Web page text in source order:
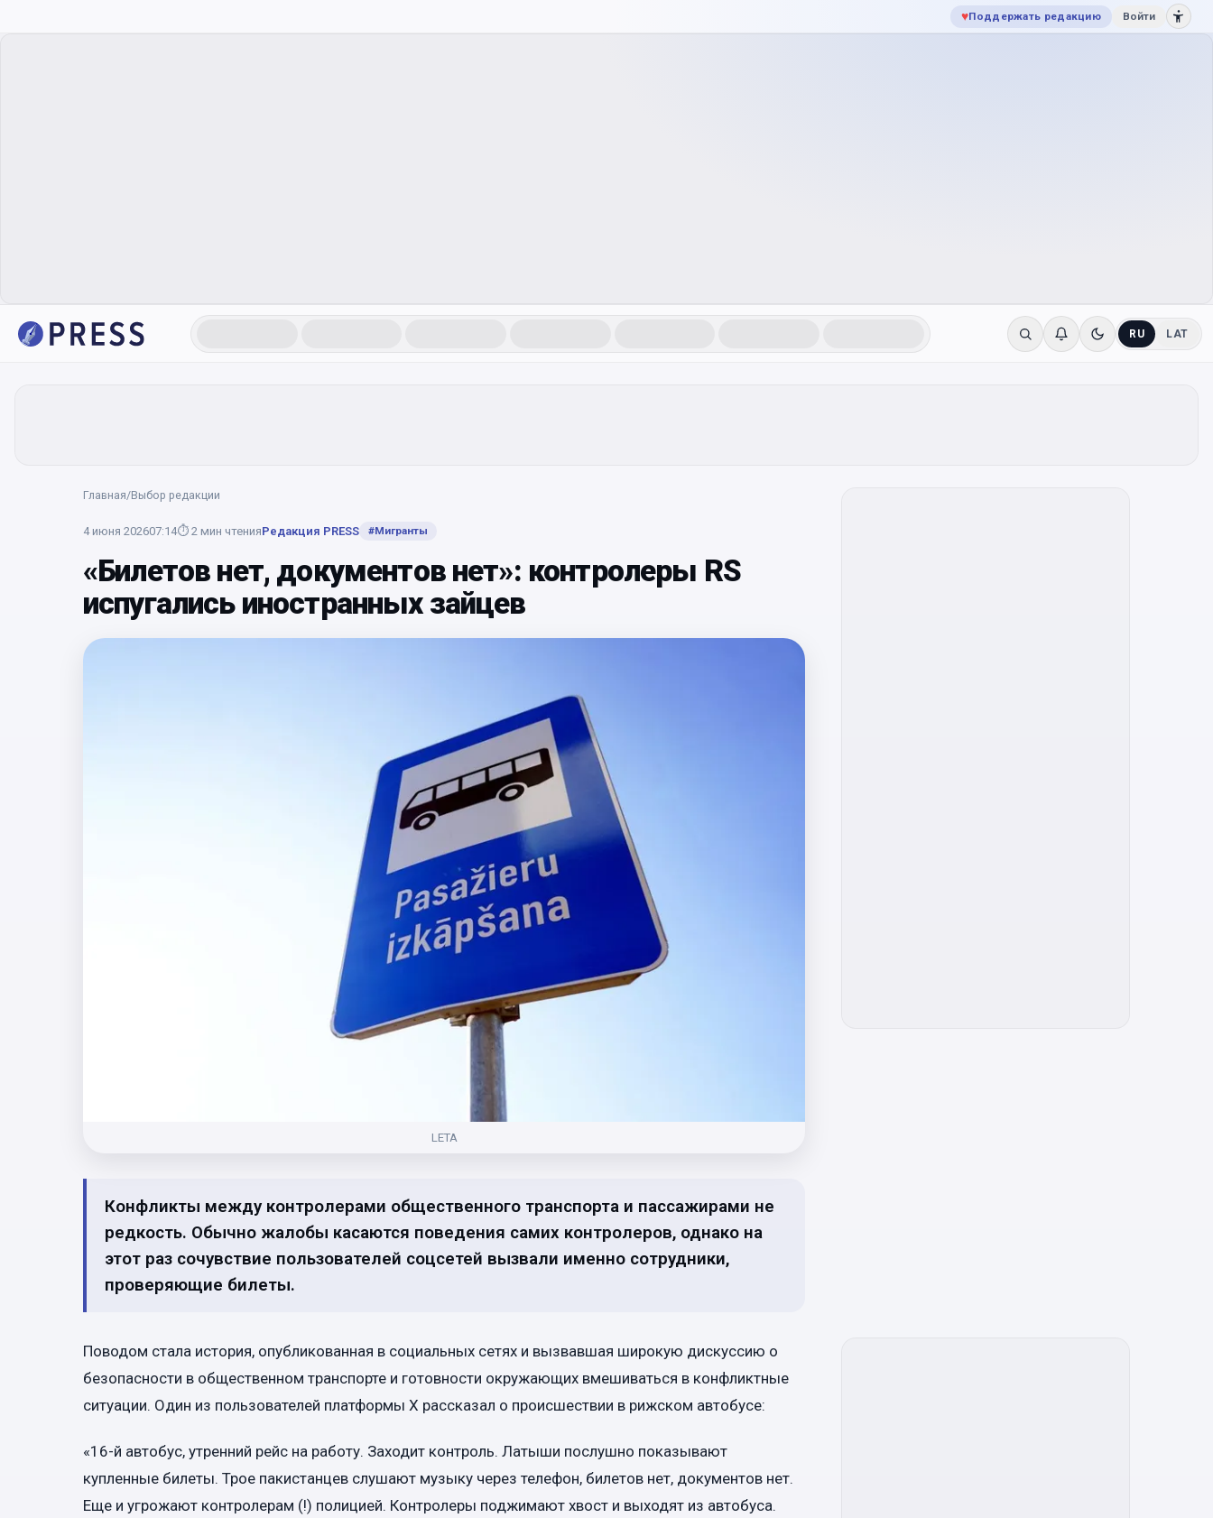
♥Поддержать редакцию Войти
RU LAT
Главная/Выбор редакции
4 июня 202607:14⏱ 2 мин чтенияРедакция PRESS #Мигранты
«Билетов нет, документов нет»: контролеры RS
испугались иностранных зайцев
LETA
Конфликты между контролерами общественного транспорта и пассажирами не
редкость. Обычно жалобы касаются поведения самих контролеров, однако на
этот раз сочувствие пользователей соцсетей вызвали именно сотрудники,
проверяющие билеты.
Поводом стала история, опубликованная в социальных сетях и вызвавшая широкую дискуссию о
безопасности в общественном транспорте и готовности окружающих вмешиваться в конфликтные
ситуации. Один из пользователей платформы X рассказал о происшествии в рижском автобусе:
«16-й автобус, утренний рейс на работу. Заходит контроль. Латыши послушно показывают
купленные билеты. Трое пакистанцев слушают музыку через телефон, билетов нет, документов нет.
Еще и угрожают контролерам (!) полицией. Контролеры поджимают хвост и выходят из автобуса.